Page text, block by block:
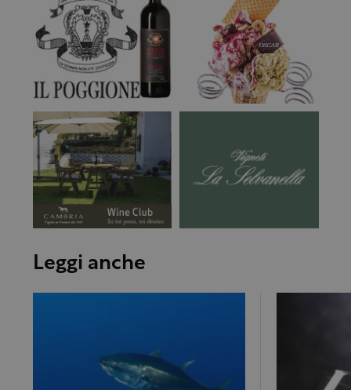
Leggi anche